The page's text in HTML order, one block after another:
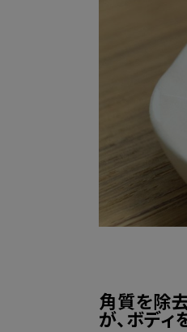
角質を除
が、ボデ